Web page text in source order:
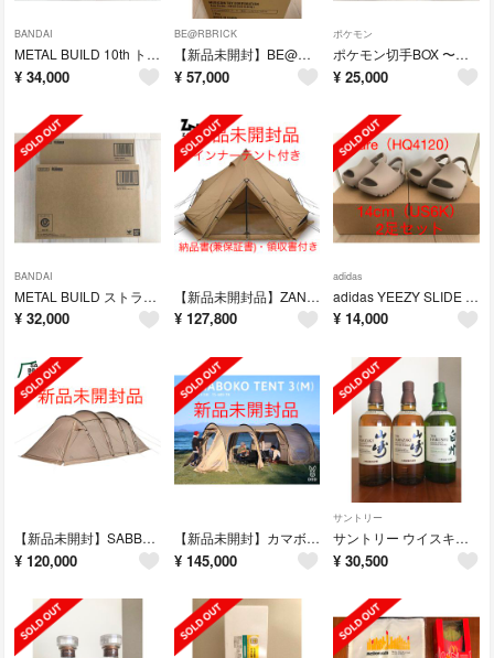
BANDAI
METAL BUILD 10th トランザムライザー Full Particle
¥ 34,000
BE@RBRICK
【新品未開封】BE@RBRICK ホーロー看板 ペコちゃん 1000％
¥ 57,000
ポケモン
ポケモン切手BOX 〜ポケモンカードゲーム見返り美人・月に雁セット〜
¥ 25,000
BANDAI
METAL BUILD ストライクガンダム&エールストライカー 10th Ver
¥ 32,000
【新品未開封品】ZANEARTS ゼインアーツ ZEKU-M ゼクーM
¥ 127,800
adidas
adidas YEEZY SLIDE INFANT "Pure" 14cm 2足
¥ 14,000
【新品未開封】SABBATICAL サバティカル アルニカ サンドストーン
¥ 120,000
【新品未開封】カマボコテント 3M タンカラー T5-689-TN
¥ 145,000
サントリー
サントリー ウイスキー 山崎NV 白州NV 700ml 計3本
¥ 30,500